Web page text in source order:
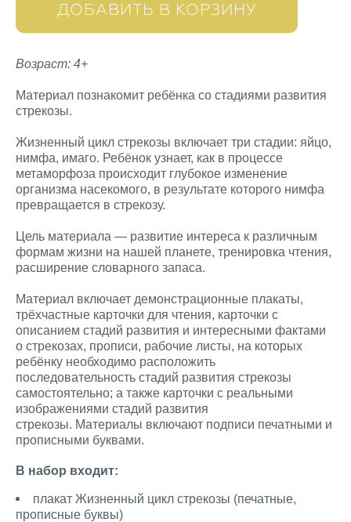
ДОБАВИТЬ В КОРЗИНУ
Возраст: 4+
Материал познакомит ребёнка со стадиями развития
стрекозы.
Жизненный цикл стрекозы включает три стадии: яйцо,
нимфа, имаго. Ребёнок узнает, как в процессе
метаморфоза происходит глубокое изменение
организма насекомого, в результате которого нимфа
превращается в стрекозу.
Цель материала — развитие интереса к различным
формам жизни на нашей планете, тренировка чтения,
расширение словарного запаса.
Материал включает демонстрационные плакаты,
трёхчастные карточки для чтения, карточки с
описанием стадий развития и интересными фактами
о стрекозах, прописи, рабочие листы, на которых
ребёнку необходимо расположить
последовательность стадий развития стрекозы
самостоятельно; а также карточки с реальными
изображениями стадий развития
стрекозы. Материалы включают подписи печатными и
прописными буквами.
В набор входит:
плакат Жизненный цикл стрекозы (печатные,
прописные буквы)